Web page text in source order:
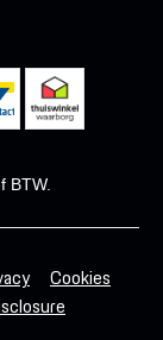
BTW.
Cookies